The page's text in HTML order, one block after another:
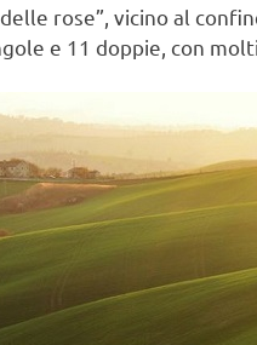
rose”, vicino al
e 11 doppie, con